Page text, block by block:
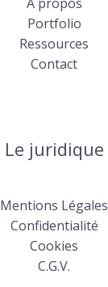
Portfolio
Ressources
Contact
Le juridique
Mentions Légales
Confidentialité
Cookies
C.G.V.